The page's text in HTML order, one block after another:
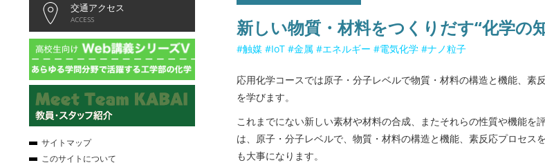
新しい物質・材料をつくりだす“化学の
#触媒 #IoT #金属 #エネルギー #電気化学 #ナノ粒子
応用化学コースでは原子・分子レベルで物質・材料の構造と機能、素
を学びます。
これまでにない新しい素材や材料の合成、またそれらの性質や機能を
は、原子・分子レベルで、物質・材料の構造と機能、素反応プロセス
も大事になります。
交通アクセス
ACCESS
サイトマップ
このサイトについて